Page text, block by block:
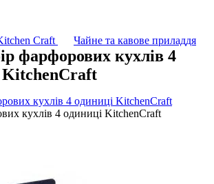
Craft Чайне та кавове приладдя
фарфорових кухлів 4
KitchenCraft
кухлів 4 одиниці KitchenCraft